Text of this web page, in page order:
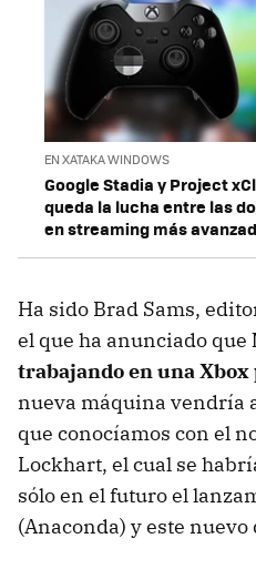
EN XATAKA WINDOWS
Google Stadia y Project
queda la lucha entre las
en streaming más
Ha sido Brad Sams,
el que ha anunciado que
trabajando en una Xbox
nueva máquina vendría
que conocíamos con el
Lockhart, el cual se
sólo en el futuro el
(Anaconda) y este nuevo